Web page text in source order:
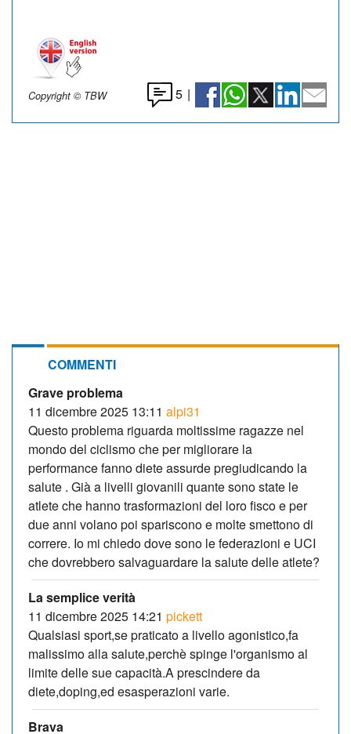
Copyright © TBW 5 |
COMMENTI
Grave problema
11 dicembre 2025 13:11 alpi31
Questo problema riguarda moltissime ragazze nel
mondo del ciclismo che per migliorare la
performance fanno diete assurde pregiudicando la
salute . Già a livelli giovanili quante sono state le
atlete che hanno trasformazioni del loro fisco e per
due anni volano poi spariscono e molte smettono di
correre. Io mi chiedo dove sono le federazioni e UCI
che dovrebbero salvaguardare la salute delle atlete?
La semplice verità
11 dicembre 2025 14:21 pickett
Qualsiasi sport,se praticato a livello agonistico,fa
malissimo alla salute,perchè spinge l'organismo al
limite delle sue capacità.A prescindere da
diete,doping,ed esasperazioni varie.
Brava